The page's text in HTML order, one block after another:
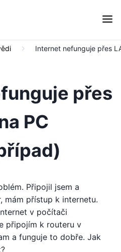
Internet nefunguje přes
přes
PC
Připojil jsem a
mám přístup k internetu.
v počítači
připojím k routeru v
a funguje to dobře. Jak